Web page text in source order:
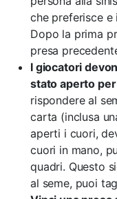
che preferisce e
Dopo la prima
presa
I giocatori
stato aperto
rispondere al
carta (inclusa
aperti i cuori,
cuori in mano,
quadri. Questo
al seme, puoi